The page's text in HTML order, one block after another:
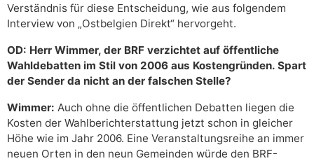
Verständnis für diese Entscheidung, wie aus folgendem
Interview von „Ostbelgien Direkt“ hervorgeht.
OD: Herr Wimmer, der BRF verzichtet auf öffentliche
Wahldebatten im Stil von 2006 aus Kostengründen. Spart
der Sender da nicht an der falschen Stelle?
Wimmer: Auch ohne die öffentlichen Debatten liegen die
Kosten der Wahlberichterstattung jetzt schon in gleicher
Höhe wie im Jahr 2006. Eine Veranstaltungsreihe an immer
neuen Orten in den neun Gemeinden würde den BRF-